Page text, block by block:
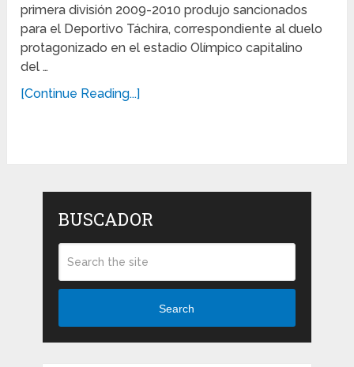
primera división 2009-2010 produjo sancionados
para el Deportivo Táchira, correspondiente al duelo
protagonizado en el estadio Olímpico capitalino
del …
[Continue Reading...]
BUSCADOR
Search